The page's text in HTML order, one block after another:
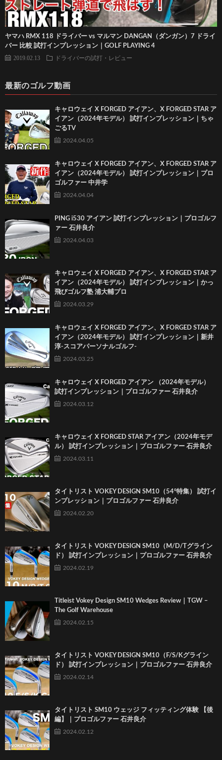
ヤマハ RMX 118 ドライバー vs マルマン DANGAN（ダンガン）7 ドライ
バー 比較 試打インプレッション｜GOLF PLAYING 4
2019.02.13 ドライバーの試打・レビュー
最新のゴルフ動画
キャロウェイ X FORGED アイアン、X FORGED STAR ア
イアン（2024年モデル） 試打インプレッション｜ちゃ
ごるTV
2024.04.05
キャロウェイ X FORGED アイアン、X FORGED STAR ア
イアン（2024年モデル） 試打インプレッション｜プロ
ゴルファー 中井学
2024.04.04
PING i530 アイアン 試打インプレッション｜プロゴルフ
ァー 石井良介
2024.04.03
キャロウェイ X FORGED アイアン、X FORGED STAR ア
イアン（2024年モデル） 試打インプレッション｜かっ
飛びゴルフ塾 浦大輔プロ
2024.03.29
キャロウェイ X FORGED アイアン、X FORGED STAR ア
イアン（2024年モデル） 試打インプレッション｜新井
淳-スコアパーソナルゴルフ-
2024.03.25
キャロウェイ X FORGED アイアン （2024年モデル）
試打インプレッション｜プロゴルファー 石井良介
2024.03.12
キャロウェイ X FORGED STAR アイアン（2024年モデ
ル） 試打インプレッション｜プロゴルファー 石井良介
2024.03.11
タイトリスト VOKEY DESIGN SM10（54°特集） 試打イ
ンプレッション｜プロゴルファー 石井良介
2024.02.20
タイトリスト VOKEY DESIGN SM10（M/D/Tグライン
ド） 試打インプレッション｜プロゴルファー 石井良介
2024.02.19
Titleist Vokey Design SM10 Wedges Review｜TGW –
The Golf Warehouse
2024.02.15
タイトリスト VOKEY DESIGN SM10（F/S/Kグライン
ド） 試打インプレッション｜プロゴルファー 石井良介
2024.02.14
タイトリスト SM10 ウェッジ フィッティング体験 【後
編】｜プロゴルファー 石井良介
2024.02.12